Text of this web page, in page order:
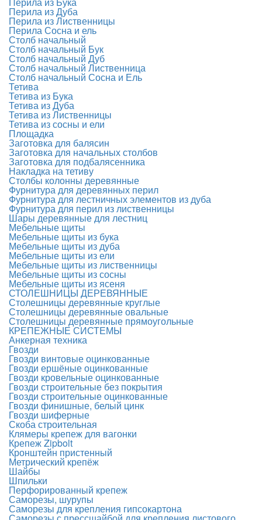
Перила из Дуба
Перила из Лиственницы
Перила Сосна и ель
Столб начальный
Столб начальный Бук
Столб начальный Дуб
Столб начальный Лиственница
Столб начальный Сосна и Ель
Тетива
Тетива из Бука
Тетива из Дуба
Тетива из Лиственницы
Тетива из сосны и ели
Площадка
Заготовка для балясин
Заготовка для начальных столбов
Заготовка для подбалясенника
Накладка на тетиву
Столбы колонны деревянные
Фурнитура для деревянных перил
Фурнитура для лестничных элементов из дуба
Фурнитура для перил из лиственницы
Шары деревянные для лестниц
Мебельные щиты
Мебельные щиты из бука
Мебельные щиты из дуба
Мебельные щиты из ели
Мебельные щиты из лиственницы
Мебельные щиты из сосны
Мебельные щиты из ясеня
СТОЛЕШНИЦЫ ДЕРЕВЯННЫЕ
Столешницы деревянные круглые
Столешницы деревянные овальные
Столешницы деревянные прямоугольные
КРЕПЕЖНЫЕ СИСТЕМЫ
Анкерная техника
Гвозди
Гвозди винтовые оцинкованные
Гвозди ершёные оцинкованные
Гвозди кровельные оцинкованные
Гвозди строительные без покрытия
Гвозди строительные оцинкованные
Гвозди финишные, белый цинк
Гвозди шиферные
Скоба строительная
Клямеры крепеж для вагонки
Крепеж Zipbolt
Кронштейн пристенный
Метрический крепёж
Шайбы
Шпильки
Перфорированный крепеж
Саморезы, шурупы
Саморезы для крепления гипсокартона